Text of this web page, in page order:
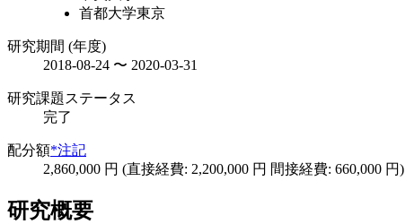
首都大学東京
研究期間 (年度)
2018-08-24 〜 2020-03-31
研究課題ステータス
完了
配分額*注記
2,860,000 円 (直接経費: 2,200,000 円 間接経費: 660,000 円)
研究概要